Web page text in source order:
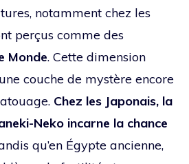
notamment chez les
perçus comme des
Monde. Cette dimension
couche de mystère encore
Chez les Japonais, la
Neko incarne la chance
qu’en Égypte ancienne,